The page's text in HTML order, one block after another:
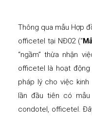
Thông qua mẫu Hợp
officetel tại NĐ02 (“
“ngầm” thừa nhận
officetel là hoạt động
pháp lý cho việc kinh
lần đầu tiên có
condotel, officetel.